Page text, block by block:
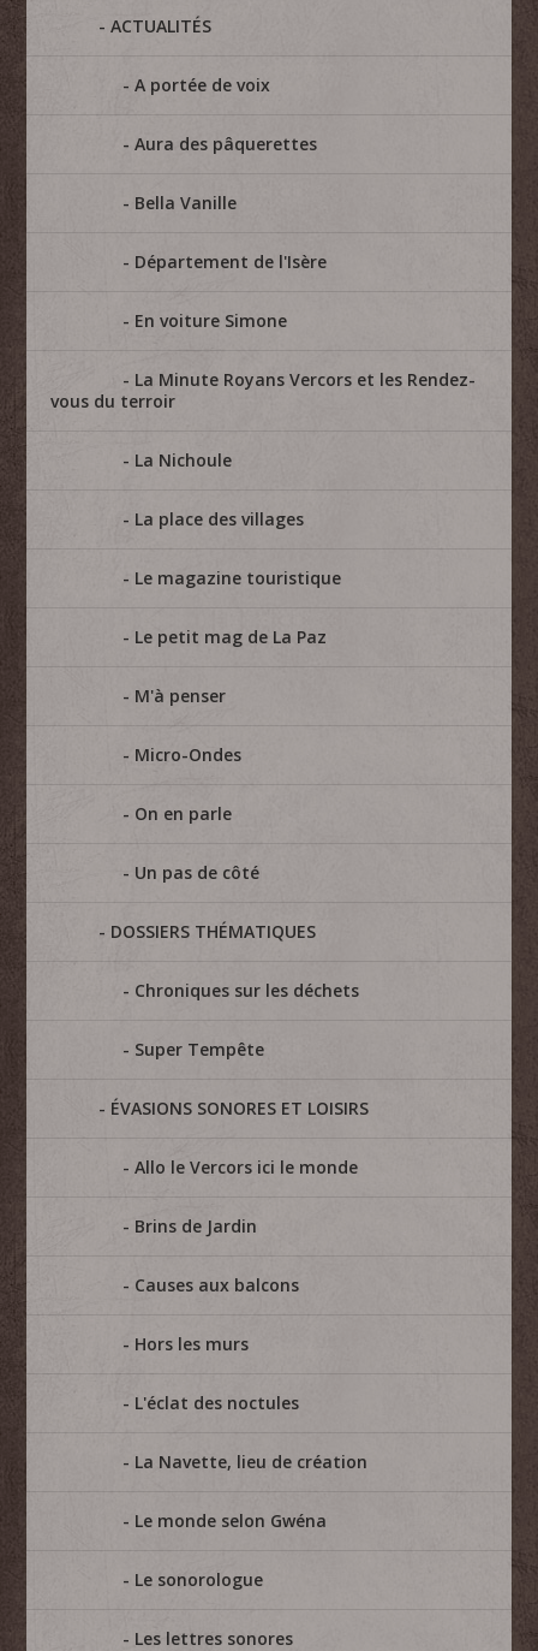
ACTUALITÉS
A portée de voix
Aura des pâquerettes
Bella Vanille
Département de l'Isère
En voiture Simone
La Minute Royans Vercors et les Rendez-
vous du terroir
La Nichoule
La place des villages
Le magazine touristique
Le petit mag de La Paz
M'à penser
Micro-Ondes
On en parle
Un pas de côté
DOSSIERS THÉMATIQUES
Chroniques sur les déchets
Super Tempête
ÉVASIONS SONORES ET LOISIRS
Allo le Vercors ici le monde
Brins de Jardin
Causes aux balcons
Hors les murs
L'éclat des noctules
La Navette, lieu de création
Le monde selon Gwéna
Le sonorologue
Les lettres sonores